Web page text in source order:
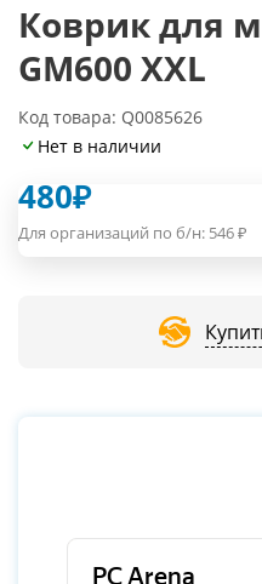
Коврик для
GM600 XXL
Код товара: Q0085626
Нет в наличии
480₽
Для организаций по б/н: 546₽